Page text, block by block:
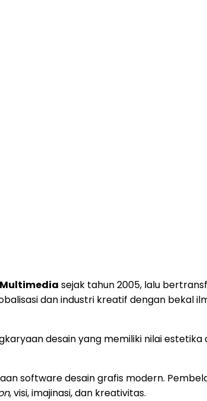
Multimedia sejak tahun 2005, lalu
dan industri kreatif dengan bekal
desain yang memiliki nilai estetika
software desain grafis modern.
, visi, imajinasi, dan kreativitas.